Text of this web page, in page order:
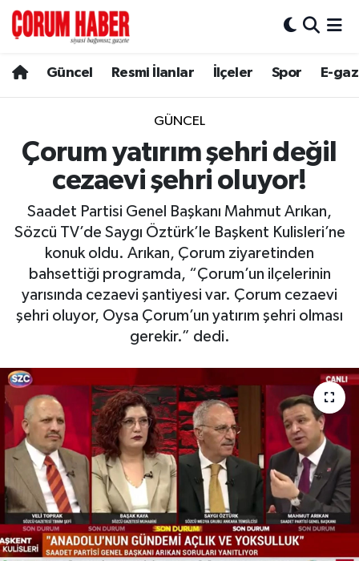
Güncel Resmi İlanlar İlçeler Spor E-
GÜNCEL
Çorum yatırım şehri değil
cezaevi şehri oluyor!
Saadet Partisi Genel Başkanı Mahmut Arıkan,
Sözcü TV’de Saygı Öztürk’le Başkent Kulisleri’ne
konuk oldu. Arıkan, Çorum ziyaretinden
bahsettiği programda, “Çorum’un ilçelerinin
yarısında cezaevi şantiyesi var. Çorum cezaevi
şehri oluyor, Oysa Çorum’un yatırım şehri olması
gerekir.” dedi.
Spor
Alaca
Bayat
Boğazkale
Kargı
Laçin
Mecitözü
Oğuzlar
Ortaköy
Hava Durumu
Çorum Namaz Vakitleri
Trafik Durumu
Süper Lig Puan Durumu ve Fikstür
Tüm Manşetler
Son Dakika Haberleri